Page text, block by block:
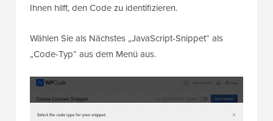
Ihnen hilft, den Code zu identifizieren.
Wählen Sie als Nächstes „JavaScript-Snippet“ als
„Code-Typ“ aus dem Menü aus.